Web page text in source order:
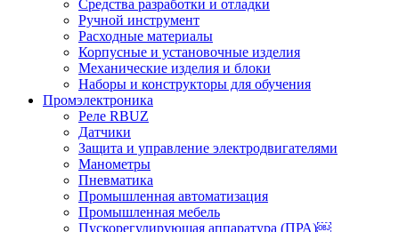
Средства разработки и отладки
Ручной инструмент
Расходные материалы
Корпусные и установочные изделия
Механические изделия и блоки
Наборы и конструкторы для обучения
Промэлектроника
Реле RBUZ
Датчики
Защита и управление электродвигателями
Манометры
Пневматика
Промышленная автоматизация
Промышленная мебель
Пускорегулирующая аппаратура (ПРА)￼